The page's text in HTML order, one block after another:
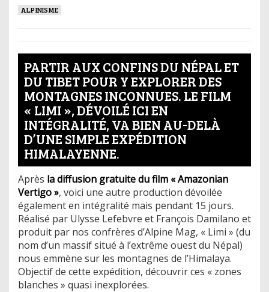
ALPINISME
PARTIR AUX CONFINS DU NÉPAL ET
DU TIBET POUR Y EXPLORER DES
MONTAGNES INCONNUES. LE FILM
« LIMI », DÉVOILÉ ICI EN
INTÉGRALITÉ, VA BIEN AU-DELÀ
D’UNE SIMPLE EXPÉDITION
HIMALAYENNE.
Après la diffusion gratuite du film « Amazonian
Vertigo », voici une autre production dévoilée
également en intégralité mais pendant 15 jours.
Réalisé par Ulysse Lefebvre et François Damilano et
produit par nos confrères d’Alpine Mag, « Limi » (du
nom d’un massif situé à l’extrême ouest du Népal)
nous emmène sur les montagnes de l’Himalaya.
Objectif de cette expédition, découvrir ces « zones
blanches » quasi inexplorées.